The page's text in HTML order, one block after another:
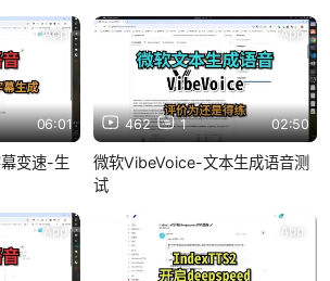
06:01
App
变速-生
462 1 02:50
App
微软VibeVoice-文本生成语音测
试
App App